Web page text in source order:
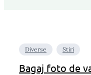
Diverse Stiri
Bagaj foto de